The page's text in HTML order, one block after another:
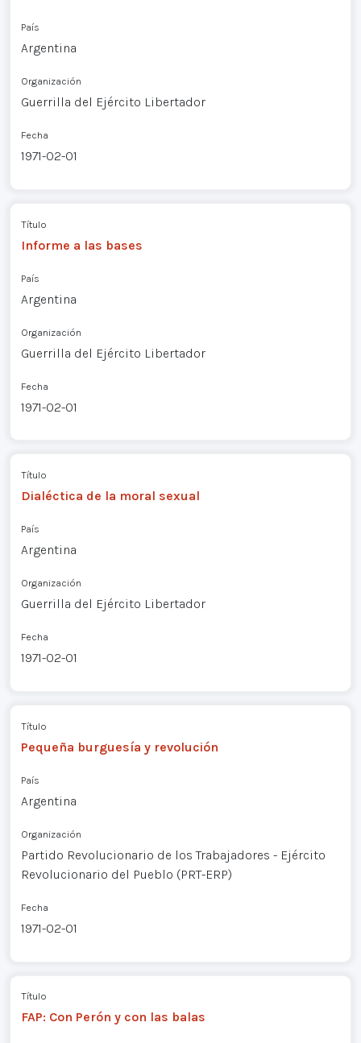
País
Argentina
Organización
Guerrilla del Ejército Libertador
Fecha
1971-02-01
Título
Informe a las bases
País
Argentina
Organización
Guerrilla del Ejército Libertador
Fecha
1971-02-01
Título
Dialéctica de la moral sexual
País
Argentina
Organización
Guerrilla del Ejército Libertador
Fecha
1971-02-01
Título
Pequeña burguesía y revolución
País
Argentina
Organización
Partido Revolucionario de los Trabajadores - Ejército
Revolucionario del Pueblo (PRT-ERP)
Fecha
1971-02-01
Título
FAP: Con Perón y con las balas